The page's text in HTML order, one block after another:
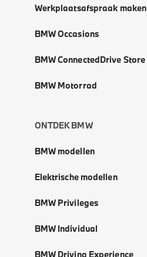
Werkplaatsafspraak maken
BMW Occasions
BMW ConnectedDrive Store
BMW Motorrad
ONTDEK BMW
BMW modellen
Elektrische modellen
BMW Privileges
BMW Individual
BMW Driving Experience